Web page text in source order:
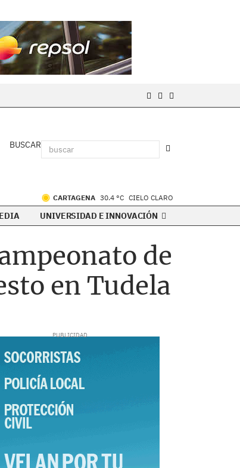
BUSCAR
CARTAGENA 30.4 °C CIELO CLARO
UNIVERSIDAD E INNOVACIÓN
de
en Tudela